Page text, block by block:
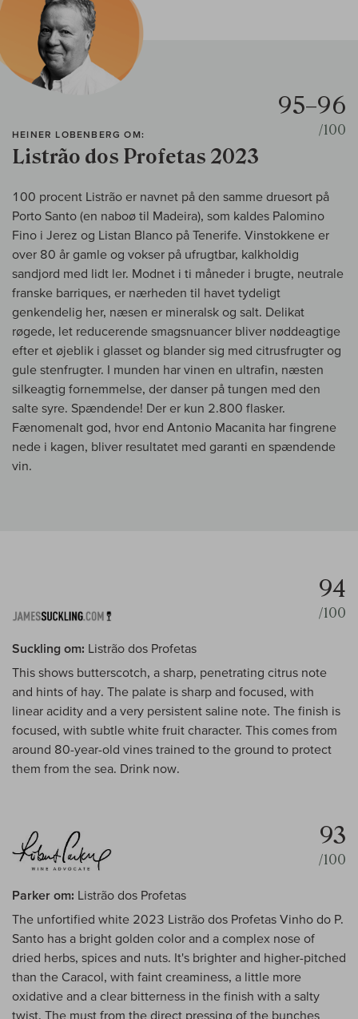
HEINER LOBENBERG OM:
Listrão dos Profetas 2023
95–96
/100
100 procent Listrão er navnet på den samme druesort på
Porto Santo (en naboø til Madeira), som kaldes Palomino
Fino i Jerez og Listan Blanco på Tenerife. Vinstokkene er
over 80 år gamle og vokser på ufrugtbar, kalkholdig
sandjord med lidt ler. Modnet i ti måneder i brugte, neutrale
franske barriques, er nærheden til havet tydeligt
genkendelig her, næsen er mineralsk og salt. Delikat
røgede, let reducerende smagsnuancer bliver nøddeagtige
efter et øjeblik i glasset og blander sig med citrusfrugter og
gule stenfrugter. I munden har vinen en ultrafin, næsten
silkeagtig fornemmelse, der danser på tungen med den
salte syre. Spændende! Der er kun 2.800 flasker.
Fænomenalt god, hvor end Antonio Macanita har fingrene
nede i kagen, bliver resultatet med garanti en spændende
vin.
94
/100
Suckling om: Listrão dos Profetas
This shows butterscotch, a sharp, penetrating citrus note
and hints of hay. The palate is sharp and focused, with
linear acidity and a very persistent saline note. The finish is
focused, with subtle white fruit character. This comes from
around 80-year-old vines trained to the ground to protect
them from the sea. Drink now.
93
/100
Parker om: Listrão dos Profetas
The unfortified white 2023 Listrão dos Profetas Vinho do P.
Santo has a bright golden color and a complex nose of
dried herbs, spices and nuts. It's brighter and higher-pitched
than the Caracol, with faint creaminess, a little more
oxidative and a clear bitterness in the finish with a salty
twist. The must from the direct pressing of the bunches